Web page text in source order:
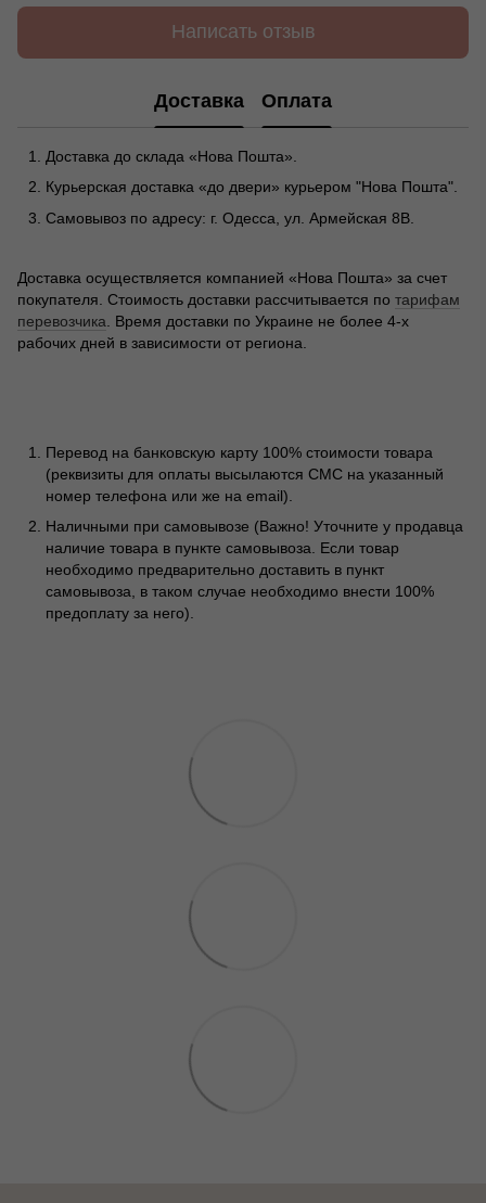
Написать отзыв
Доставка Оплата
Доставка до склада «Нова Пошта».
Курьерская доставка «до двери» курьером "Нова Пошта".
Самовывоз по адресу: г. Одесса, ул. Армейская 8В.
Доставка осуществляется компанией «Нова Пошта» за счет
покупателя. Стоимость доставки рассчитывается по тарифам
перевозчика . Время доставки по Украине не более 4-х
рабочих дней в зависимости от региона.
Перевод на банковскую карту 100% стоимости товара
(реквизиты для оплаты высылаются СМС на указанный
номер телефона или же на email).
Наличными при самовывозе (Важно! Уточните у продавца
наличие товара в пункте самовывоза. Если товар
необходимо предварительно доставить в пункт
самовывоза, в таком случае необходимо внести 100%
предоплату за него).